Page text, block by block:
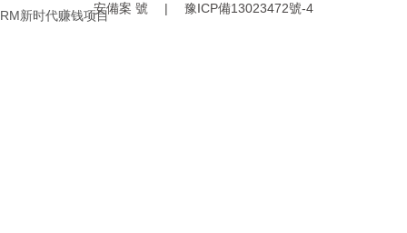
安備案 號 | 豫ICP備13023472號-4
RM新时代赚钱项目